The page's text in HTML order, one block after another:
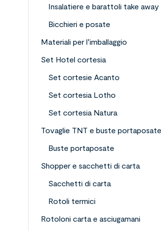
Insalatiere e barattoli take away
Bicchieri e posate
Materiali per l’imballaggio
Set Hotel cortesia
Set cortesie Acanto
Set cortesia Lotho
Set cortesia Natura
Tovaglie TNT e buste portaposate
Buste portaposate
Shopper e sacchetti di carta
Sacchetti di carta
Rotoli termici
Rotoloni carta e asciugamani